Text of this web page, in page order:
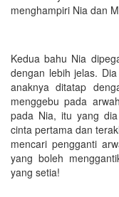
menghampiri Nia dan
Kedua bahu Nia
dengan lebih jelas.
anaknya ditatap
menggebu pada
pada Nia, itu yang
cinta pertama dan
mencari pengganti
yang boleh
yang setia!